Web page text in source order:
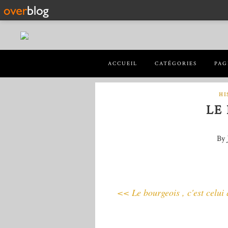
ACCUEIL CATÉGORIES
LE
By
<< Le bourgeois , c'est celui